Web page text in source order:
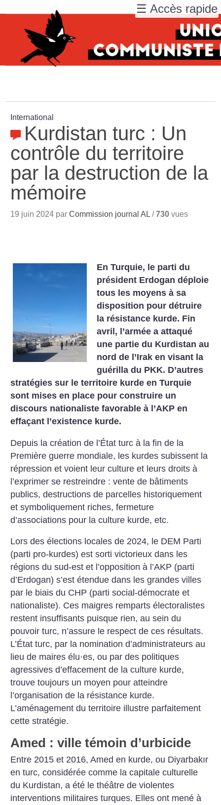
International
Kurdistan turc : Un
contrôle du territoire
par la destruction de la
mémoire
19 juin 2024 parCommission journal AL /730 vues
En Turquie, le parti du
président Erdogan déploie
tous les moyens à sa
disposition pour détruire
la résistance kurde. Fin
avril, l’armée a attaqué
une partie du Kurdistan au
nord de l’Irak en visant la
guérilla du PKK. D’autres
stratégies sur le territoire kurde en Turquie
sont mises en place pour construire un
discours nationaliste favorable à l’AKP en
effaçant l’existence kurde.
Depuis la création de l’État turc à la fin de la
Première guerre mondiale, les kurdes subissent la
répression et voient leur culture et leurs droits à
l’exprimer se restreindre : vente de bâtiments
publics, destructions de parcelles historiquement
et symboliquement riches, fermeture
d’associations pour la culture kurde, etc.
Lors des élections locales de 2024, le DEM Parti
(parti pro-kurdes) est sorti victorieux dans les
régions du sud-est et l’opposition à l’AKP (parti
d’Erdogan) s’est étendue dans les grandes villes
par le biais du CHP (parti social-démocrate et
nationaliste). Ces maigres remparts électoralistes
restent insuffisants puisque rien, au sein du
pouvoir turc, n’assure le respect de ces résultats.
L’État turc, par la nomination d’administrateurs au
lieu de maires élu·es, ou par des politiques
agressives d’effacement de la culture kurde,
trouve toujours un moyen pour atteindre
l’organisation de la résistance kurde.
L’aménagement du territoire illustre parfaitement
cette stratégie.
Amed : ville témoin d’urbicide
Entre 2015 et 2016, Amed en kurde, ou Diyarbakır
en turc, considérée comme la capitale culturelle
du Kurdistan, a été le théâtre de violentes
interventions militaires turques. Elles ont mené à
☰ Accès rapide